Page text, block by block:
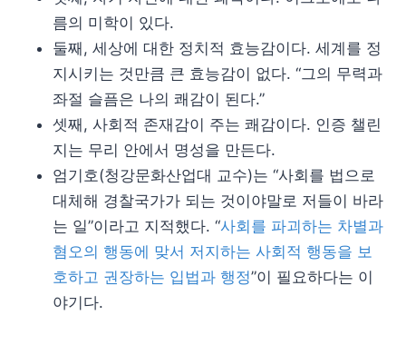
름의 미학이 있다.
둘째, 세상에 대한 정치적 효능감이다. 세계를 정
지시키는 것만큼 큰 효능감이 없다. “그의 무력과
좌절 슬픔은 나의 쾌감이 된다.”
셋째, 사회적 존재감이 주는 쾌감이다. 인증 챌린
지는 무리 안에서 명성을 만든다.
엄기호(청강문화산업대 교수)는 “사회를 법으로
대체해 경찰국가가 되는 것이야말로 저들이 바라
는 일”이라고 지적했다. “사회를 파괴하는 차별과
혐오의 행동에 맞서 저지하는 사회적 행동을 보
호하고 권장하는 입법과 행정”이 필요하다는 이
야기다.